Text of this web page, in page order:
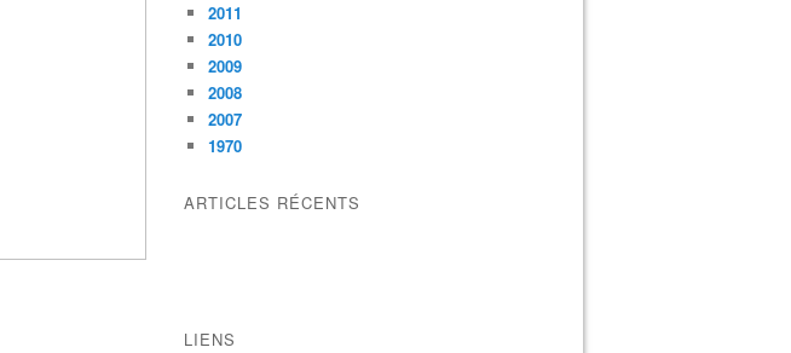
2011
2010
2009
2008
2007
1970
ARTICLES RÉCENTS
LIENS